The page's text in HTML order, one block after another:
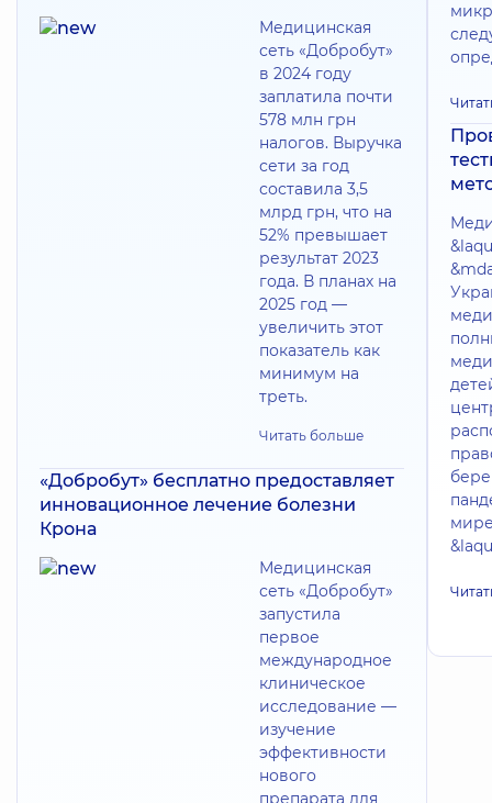
Медицинская
сеть «Добробут»
в 2024 году
заплатила почти
578 млн грн
налогов. Выручка
сети за год
составила 3,5
млрд грн, что на
52% превышает
результат 2023
года. В планах на
2025 год —
увеличить этот
показатель как
минимум на
треть.
Читать больше
«Добробут» бесплатно предоставляет
инновационное лечение болезни
Крона
Медицинская
сеть «Добробут»
запустила
первое
международное
клиническое
исследование —
изучение
эффективности
нового
препарата для